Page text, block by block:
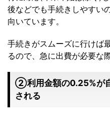
後などでも手続きしやすい
向いています。
手続きがスムーズに行けば
るので、急に出費が必要な
②利用金額の0.25%が
される